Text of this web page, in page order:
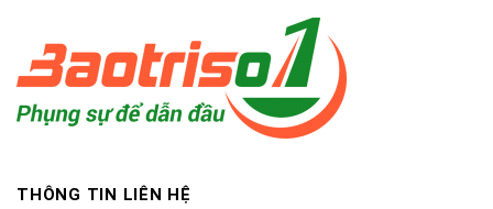
THÔNG TIN LIÊN HỆ